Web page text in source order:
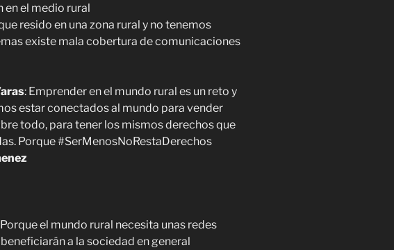
en el medio rural
resido en una zona rural y no tenemos
existe mala cobertura de comunicaciones
: Emprender en el mundo rural es un reto y
estar conectados al mundo para vender
todo, para tener los mismos derechos que
Porque #SerMenosNoRestaDerechos
el mundo rural necesita unas redes
a la sociedad en general